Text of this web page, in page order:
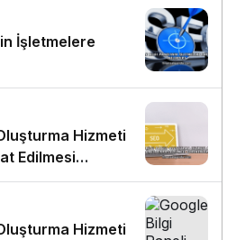
İşletmelere
Hizmeti
Edilmesi
Hizmeti